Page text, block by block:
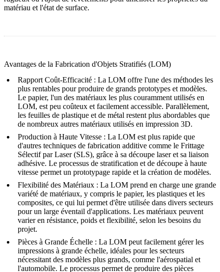
matériau et l'état de surface.
Avantages de la Fabrication d'Objets Stratifiés (LOM)
Rapport Coût-Efficacité : La LOM offre l'une des méthodes les
plus rentables pour produire de grands prototypes et modèles.
Le papier, l'un des matériaux les plus couramment utilisés en
LOM, est peu coûteux et facilement accessible. Parallèlement,
les feuilles de plastique et de métal restent plus abordables que
de nombreux autres matériaux utilisés en impression 3D.
Production à Haute Vitesse : La LOM est plus rapide que
d'autres techniques de fabrication additive comme le Frittage
Sélectif par Laser (SLS), grâce à sa découpe laser et sa liaison
adhésive. Le processus de stratification et de découpe à haute
vitesse permet un prototypage rapide et la création de modèles.
Flexibilité des Matériaux : La LOM prend en charge une grande
variété de matériaux, y compris le papier, les plastiques et les
composites, ce qui lui permet d'être utilisée dans divers secteurs
pour un large éventail d'applications. Les matériaux peuvent
varier en résistance, poids et flexibilité, selon les besoins du
projet.
Pièces à Grande Échelle : La LOM peut facilement gérer les
impressions à grande échelle, idéales pour les secteurs
nécessitant des modèles plus grands, comme l'aérospatial et
l'automobile. Le processus permet de produire des pièces